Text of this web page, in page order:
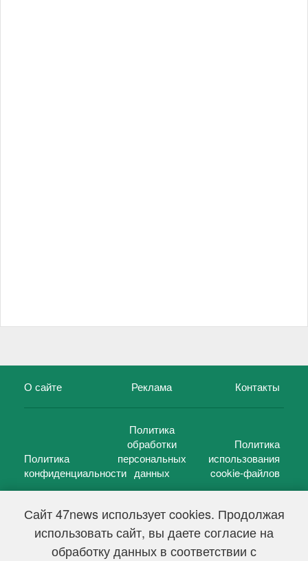
Сайт 47news использует cookies. Продолжая
использовать сайт, вы даете согласие на
обработку данных в соответствии с
О сайте Реклама Контакты
Политика
конфиденциальности
Политика
обработки
персональных
данных
Политика
использования
cookie-файлов
47 новостей (47 news)2005 — 2026 г.
Свидетельство о регистрации СМИ Эл № ФС 77-39848, выдано